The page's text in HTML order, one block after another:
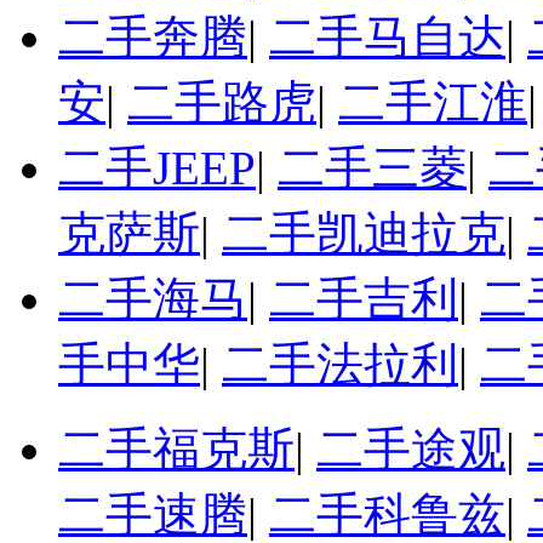
二手奔腾| 二手马自达|
安| 二手路虎| 二手江淮
二手JEEP| 二手三菱|
克萨斯| 二手凯迪拉克|
二手海马| 二手吉利 | 二
手中华| 二手法拉利 | 二
二手福克斯| 二手途观|
二手速腾| 二手科鲁兹|